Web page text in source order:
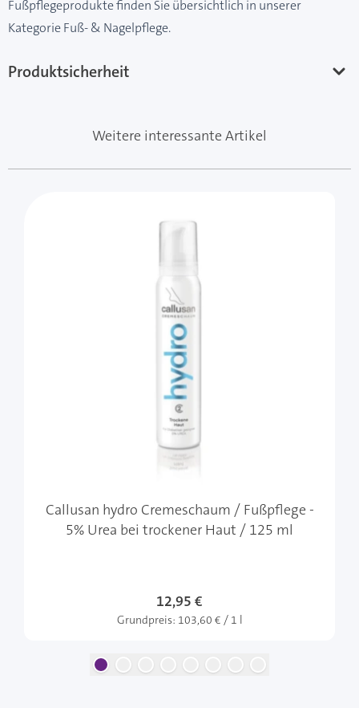
Fußpflegeprodukte finden Sie übersichtlich in unserer
KategorieFuß- & Nagelpflege.
Produktsicherheit
Weitere interessante Artikel
Callusan hydro Cremeschaum / Fußpflege -
5% Urea bei trockener Haut / 125 ml
12,95 €
Grundpreis: 103,60 € / 1 l